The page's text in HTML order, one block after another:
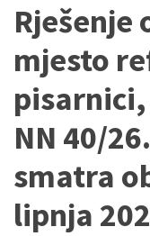
Rješenje
mjesto
NN 40/
smatra
lipnja